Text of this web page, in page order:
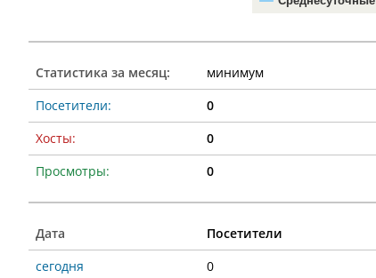
Статистика за месяц: минимум
Посетители:
0
Хосты:
0
Просмотры:
0
Дата Посетители
сегодня
0